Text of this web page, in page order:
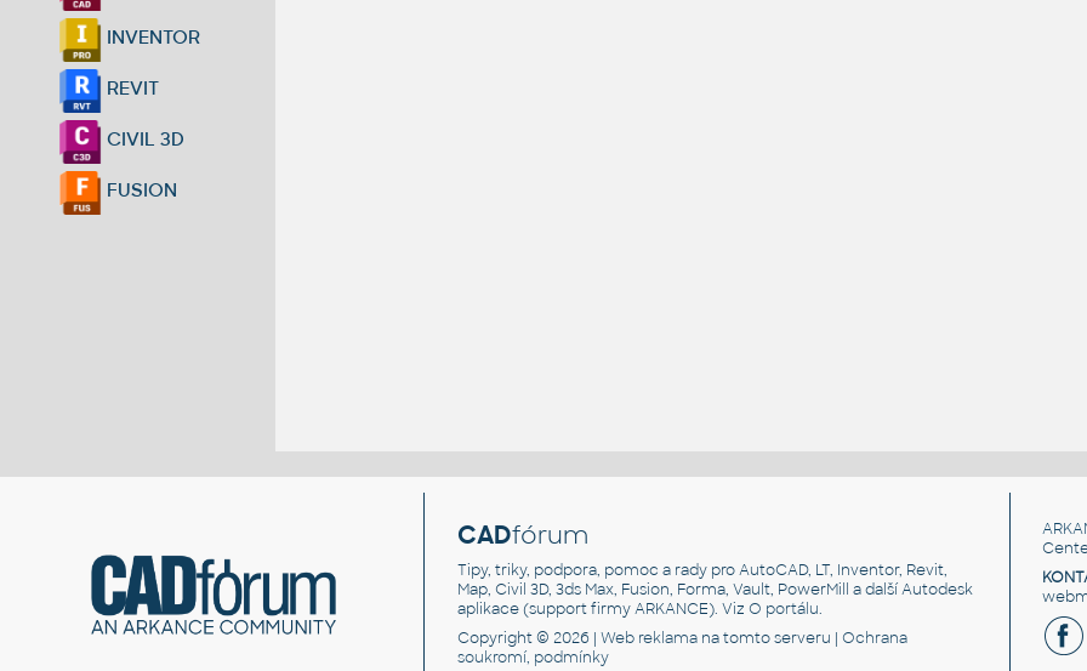
INVENTOR
REVIT
CIVIL 3D
FUSION
CADfórum
Tipy, triky, podpora, pomoc a rady pro AutoCAD, LT, Inventor, Revit,
Map, Civil 3D, 3ds Max, Fusion, Forma, Vault, PowerMill a další Autodesk
aplikace (support firmy ARKANCE). VizO portálu.
Copyright © 2026 |Web reklama na tomto serveru |Ochrana
soukromí, podmínky